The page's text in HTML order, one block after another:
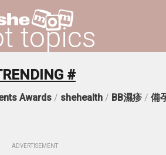
topics
#
Awards / shehealth / BB濕疹 / 備
ADVERTISEMENT